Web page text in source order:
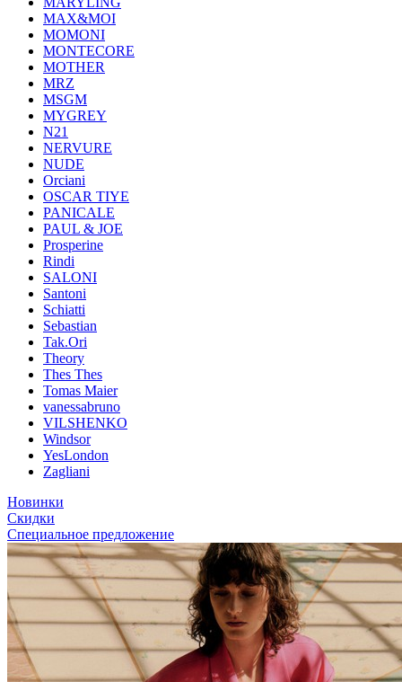
MAX&MOI
MOMONI
MONTECORE
MOTHER
MRZ
MSGM
MYGREY
N21
NERVURE
NUDE
Orciani
OSCAR TIYE
PANICALE
PAUL & JOE
Prosperine
Rindi
SALONI
Santoni
Schiatti
Sebastian
Tak.Ori
Theory
Thes Thes
Tomas Maier
vanessabruno
VILSHENKO
Windsor
YesLondon
Zagliani
Новинки
Скидки
Специальное предложение